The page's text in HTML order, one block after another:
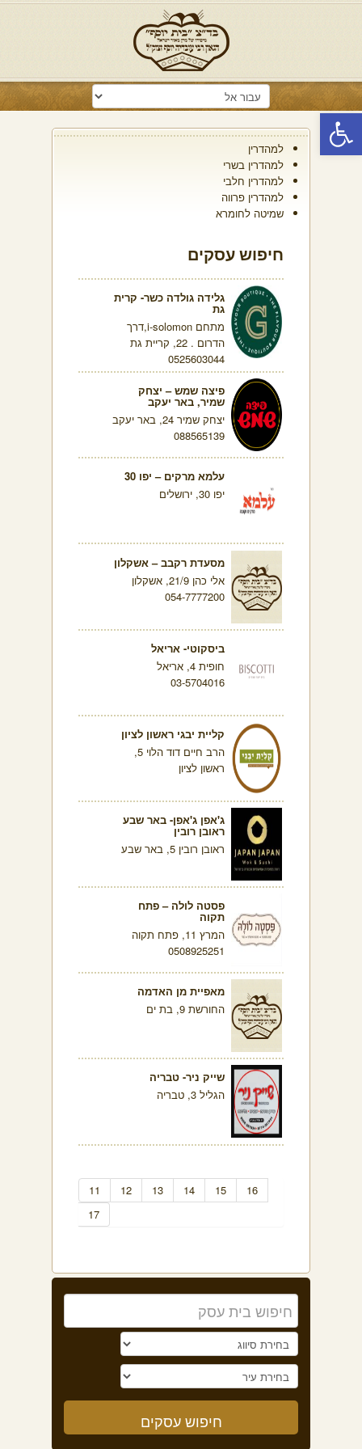
פתח סרגל נגישות
למהדרין
למהדרין בשרי
למהדרין חלבי
למהדרין פרווה
שמיטה לחומרא
חיפוש עסקים
גלידה גולדה כשר- קרית
גת
מתחם i-solomon,דרך
הדרום . 22, קריית גת
0525603044
פיצה שמש – יצחק
שמיר, באר יעקב
יצחק שמיר 24, באר יעקב
088565139
עלמא מרקים – יפו 30
יפו 30, ירושלים
מסעדת רקבב – אשקלון
אלי כהן 21/9, אשקלון
054-7777200
ביסקוטי- אריאל
חופית 4, אריאל
03-5704016
קליית יבגי ראשון לציון
הרב חיים דוד הלוי 5,
ראשון לציון
ג'אפן ג'אפן- באר שבע
ראובן רובין
ראובן רובין 5, באר שבע
פסטה לולה – פתח
תקוה
המרץ 11, פתח תקוה
0508925251
מאפיית מן האדמה
החורשת 9, בת ים
שייק ניר- טבריה
הגליל 3, טבריה
11 12 13 14 15
16
17